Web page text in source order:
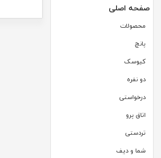
صفحه اصلی
محصولات
پانچ
کیوسک
دو نفره
درخواستی
اتاق پرو
تردستی
شما و دیف